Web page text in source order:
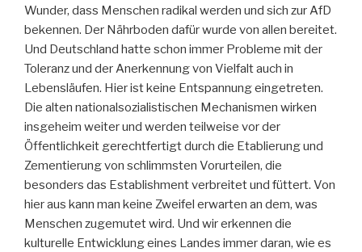
Wunder, dass Menschen radikal werden und sich zur AfD
bekennen. Der Nährboden dafür wurde von allen bereitet.
Und Deutschland hatte schon immer Probleme mit der
Toleranz und der Anerkennung von Vielfalt auch in
Lebensläufen. Hier ist keine Entspannung eingetreten.
Die alten nationalsozialistischen Mechanismen wirken
insgeheim weiter und werden teilweise vor der
Öffentlichkeit gerechtfertigt durch die Etablierung und
Zementierung von schlimmsten Vorurteilen, die
besonders das Establishment verbreitet und füttert. Von
hier aus kann man keine Zweifel erwarten an dem, was
Menschen zugemutet wird. Und wir erkennen die
kulturelle Entwicklung eines Landes immer daran, wie es